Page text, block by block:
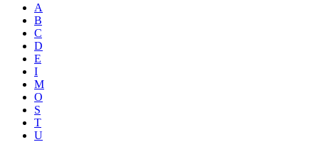
A
B
C
D
E
I
M
O
S
T
U